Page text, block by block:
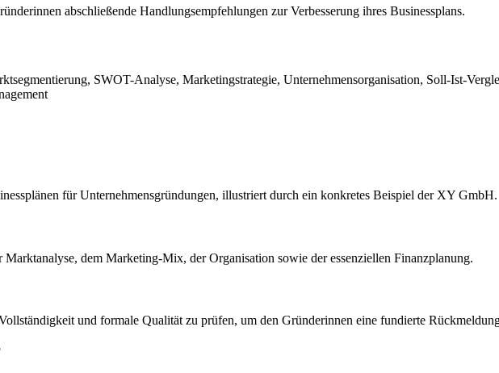
abschließende Handlungsempfehlungen zur Verbesserung ihres Businessplans.
SWOT-Analyse, Marketingstrategie, Unternehmensorganisation, Soll-Ist-
für Unternehmensgründungen, illustriert durch ein konkretes Beispiel der XY GmbH.
dem Marketing-Mix, der Organisation sowie der essenziellen Finanzplanung.
und formale Qualität zu prüfen, um den Gründerinnen eine fundierte